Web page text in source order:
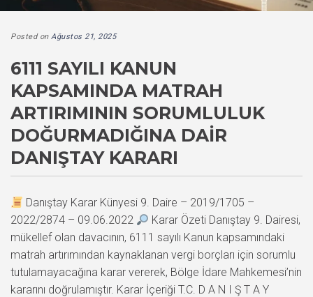
Posted on Ağustos 21, 2025
6111 SAYILI KANUN
KAPSAMINDA MATRAH
ARTIRIMININ SORUMLULUK
DOĞURMADIĞINA DAIR
DANIŞTAY KARARI
Danıştay Karar Künyesi 9. Daire – 2019/1705 –
2022/2874 – 09.06.2022
Karar Özeti Danıştay 9. Dairesi,
mükellef olan davacının, 6111 sayılı Kanun kapsamındaki
matrah artırımından kaynaklanan vergi borçları için sorumlu
tutulamayacağına karar vererek, Bölge İdare Mahkemesi’nin
kararını doğrulamıştır. Karar İçeriği T.C. D A N I Ş T A Y